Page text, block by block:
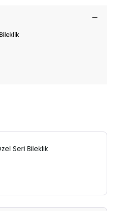
Seri Bileklik